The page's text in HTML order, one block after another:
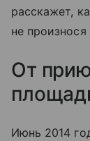
расскажет,
не произнося
От
Июнь 2014